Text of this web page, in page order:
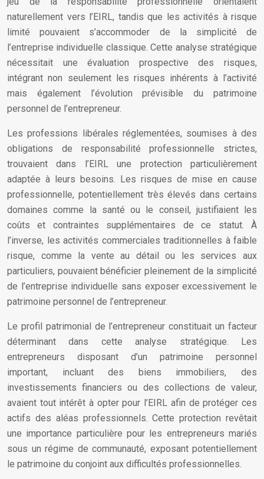
naturellement vers l’EIRL, tandis que les activités à risque
limité pouvaient s’accommoder de la simplicité de
l’entreprise individuelle classique. Cette analyse stratégique
nécessitait une évaluation prospective des risques,
intégrant non seulement les risques inhérents à l’activité
mais également l’évolution prévisible du patrimoine
personnel de l’entrepreneur.
Les professions libérales réglementées, soumises à des
obligations de responsabilité professionnelle strictes,
trouvaient dans l’EIRL une protection particulièrement
adaptée à leurs besoins. Les risques de mise en cause
professionnelle, potentiellement très élevés dans certains
domaines comme la santé ou le conseil, justifiaient les
coûts et contraintes supplémentaires de ce statut. À
l’inverse, les activités commerciales traditionnelles à faible
risque, comme la vente au détail ou les services aux
particuliers, pouvaient bénéficier pleinement de la simplicité
de l’entreprise individuelle sans exposer excessivement le
patrimoine personnel de l’entrepreneur.
Le profil patrimonial de l’entrepreneur constituait un facteur
déterminant dans cette analyse stratégique. Les
entrepreneurs disposant d’un patrimoine personnel
important, incluant des biens immobiliers, des
investissements financiers ou des collections de valeur,
avaient tout intérêt à opter pour l’EIRL afin de protéger ces
actifs des aléas professionnels. Cette protection revêtait
une importance particulière pour les entrepreneurs mariés
sous un régime de communauté, exposant potentiellement
le patrimoine du conjoint aux difficultés professionnelles.